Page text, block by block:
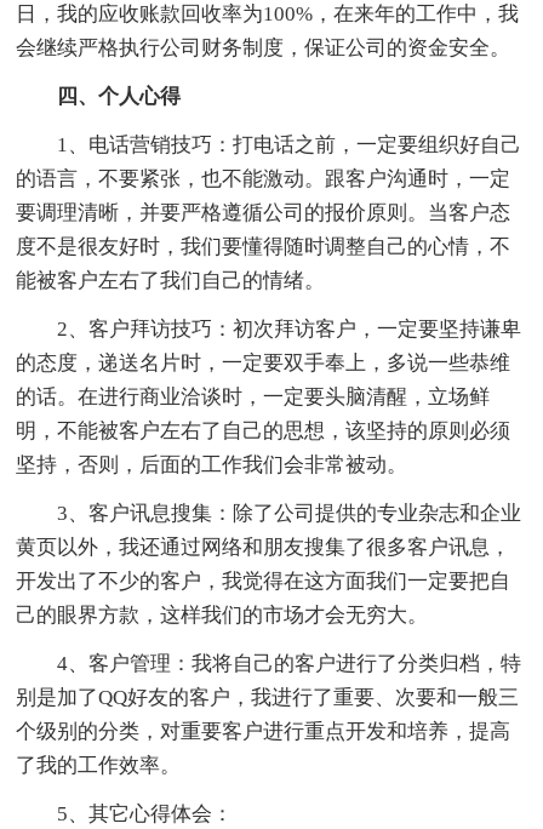
日，我的应收账款回收率为100%，在来年的工作中，我
会继续严格执行公司财务制度，保证公司的资金安全。
四、个人心得
1、电话营销技巧：打电话之前，一定要组织好自己
的语言，不要紧张，也不能激动。跟客户沟通时，一定
要调理清晰，并要严格遵循公司的报价原则。当客户态
度不是很友好时，我们要懂得随时调整自己的心情，不
能被客户左右了我们自己的情绪。
2、客户拜访技巧：初次拜访客户，一定要坚持谦卑
的态度，递送名片时，一定要双手奉上，多说一些恭维
的话。在进行商业洽谈时，一定要头脑清醒，立场鲜
明，不能被客户左右了自己的思想，该坚持的原则必须
坚持，否则，后面的工作我们会非常被动。
3、客户讯息搜集：除了公司提供的专业杂志和企业
黄页以外，我还通过网络和朋友搜集了很多客户讯息，
开发出了不少的客户，我觉得在这方面我们一定要把自
己的眼界方款，这样我们的市场才会无穷大。
4、客户管理：我将自己的客户进行了分类归档，特
别是加了QQ好友的客户，我进行了重要、次要和一般三
个级别的分类，对重要客户进行重点开发和培养，提高
了我的工作效率。
5、其它心得体会：